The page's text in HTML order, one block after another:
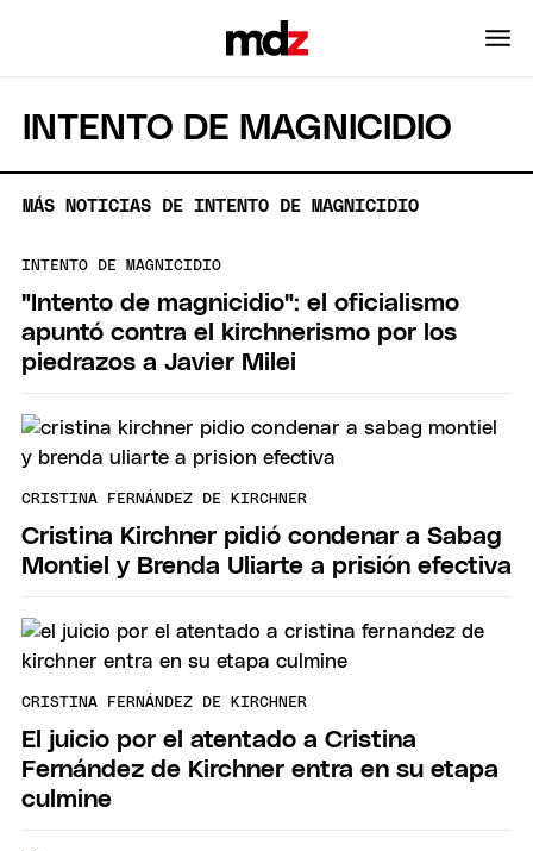
INTENTO DE MAGNICIDIO
MÁS NOTICIAS DE INTENTO DE MAGNICIDIO
INTENTO DE MAGNICIDIO
"Intento de magnicidio": el oficialismo
apuntó contra el kirchnerismo por los
piedrazos a Javier Milei
CRISTINA FERNÁNDEZ DE KIRCHNER
Cristina Kirchner pidió condenar a Sabag
Montiel y Brenda Uliarte a prisión efectiva
CRISTINA FERNÁNDEZ DE KIRCHNER
El juicio por el atentado a Cristina
Fernández de Kirchner entra en su etapa
culmine